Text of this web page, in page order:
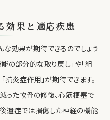
効果と適応疾患
な効果が期待できるのでしょう
の部分的な取り戻し」や「組
抗炎症作用」が期待できます。
った軟骨の修復、心筋梗塞で
遺症では損傷した神経の機能